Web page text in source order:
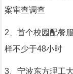
案审查调查
2、首个校园配餐
样不少于48小时
3、宁波东方理工